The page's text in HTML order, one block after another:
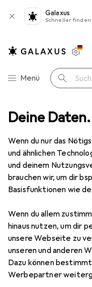
Deine
Wenn du nur das
und ähnlichen
und deinem
brauchen wir, um dir
Basisfunktionen wie
Wenn du allem
hinaus nutzen, um dir
unsere Webseite zu
unseren und anderen
Dazu können
Werbepartner
Galaxus
Schneller finden
Navigation nach
Menü Suche
WaveShare
Am besten